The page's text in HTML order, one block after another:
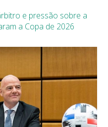
e pressão sobre a
a Copa de 2026